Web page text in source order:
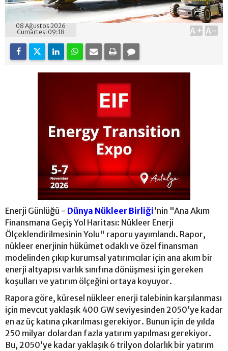
08 Ağustos 2026
Cumartesi 09:18
A+ A-
Enerji Günlüğü - Dünya Nükleer Birliği'nin "Ana Akım
Finansmana Geçiş Yol Haritası: Nükleer Enerji
Ölçeklendirilmesinin Yolu" raporu yayımlandı. Rapor,
nükleer enerjinin hükümet odaklı ve özel finansman
modelinden çıkıp kurumsal yatırımcılar için ana akım bir
enerji altyapısı varlık sınıfına dönüşmesi için gereken
koşulları ve yatırım ölçeğini ortaya koyuyor.
Rapora göre, küresel nükleer enerji talebinin karşılanması
için mevcut yaklaşık 400 GW seviyesinden 2050’ye kadar
en az üç katına çıkarılması gerekiyor. Bunun için de yılda
250 milyar dolardan fazla yatırım yapılması gerekiyor.
Bu, 2050’ye kadar yaklaşık 6 trilyon dolarlık bir yatırım